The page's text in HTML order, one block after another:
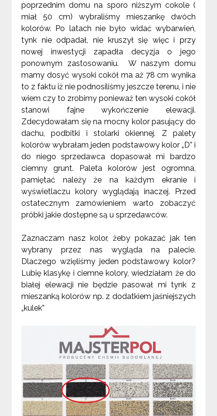
poprzednim domu na sporo niższym cokole (
miał 50 cm) wybraliśmy mieszankę dwóch
kolorów. Po latach nie było widać wybarwień,
tynk nie odpadał, nie kruszył się więc i przy
nowej inwestycji zapadła decyzja o jego
ponownym zastosowaniu.
W naszym domu
mamy dosyć wysoki cokół ma aż 78 cm wynika
to z faktu iż nie podnosiliśmy jeszcze terenu, i nie
wiem czy to zrobimy ponieważ ten wysoki cokół
stanowi fajne wykończenie elewacji.
Zdecydowałam się na mocny kolor pasujący do
dachu, podbitki i stolarki okiennej. Z palety
kolorów wybrałam jeden podstawowy kolor „D” i
do niego sprzedawca dopasował mi bardzo
ciemny grunt. Paleta kolorów jest ogromna,
pamiętać należy że na każdym ekranie i
wyświetlaczu kolory wyglądają inaczej. Przed
ostatecznym zamówieniem warto zobaczyć
próbki jakie dostępne są u sprzedawców.
Zaznaczam nasz kolor, żeby pokazać jak ten
wybrany przez nas wygląda na palecie.
Dlaczego wzięliśmy jeden podstawowy kolor?
Lubię klasykę i ciemne kolory, wiedziałam że do
białej elewacji nie będzie pasował mi tynk z
mieszanką kolorów np. z dodatkiem jaśniejszych
„kulek”